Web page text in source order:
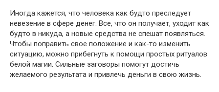
Иногда кажется, что человека как будто преследует
невезение в сфере денег. Все, что он получает, уходит как
будто в никуда, а новые средства не спешат появляться.
Чтобы поправить свое положение и как-то изменить
ситуацию, можно прибегнуть к помощи простых ритуалов
белой магии. Сильные заговоры помогут достичь
желаемого результата и привлечь деньги в свою жизнь.